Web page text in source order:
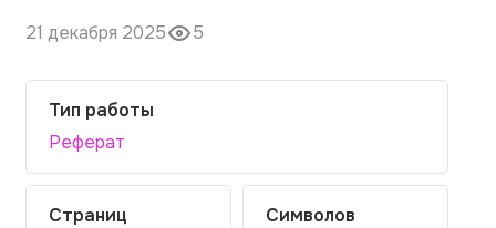
21 декабря 2025 5
Тип работы
Реферат
Страниц
Символов